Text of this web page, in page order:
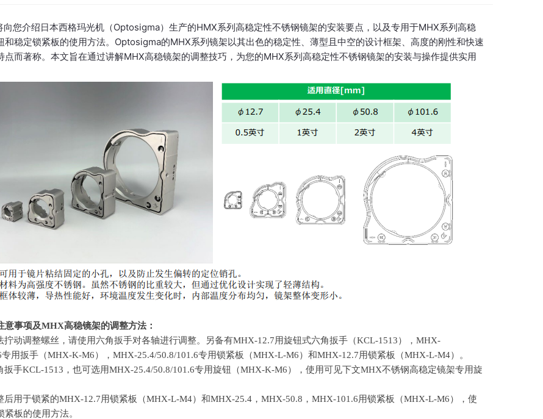
向您介绍日本西格玛光机（Optosigma）生产的HMX系列高稳定性不锈钢镜架的安装要点，以及专用于MHX系列高稳
和稳定锁紧板的使用方法。Optosigma的MHX系列镜架以其出色的稳定性、薄型且中空的设计框架、高度的刚性和快速
点而著称。本文旨在通过讲解MHX高稳镜架的调整技巧，为您的MHX系列高稳定性不锈钢镜架的安装与操作提供实用
意事项及MHX高稳镜架的调整方法：
拧动调整螺丝，请使用六角扳手对各轴进行调整。另备有MHX-12.7用旋钮式六角扳手（KCL-1513）， MHX-
专用扳手（MHX-K-M6）， MHX-25.4/50.8/101.6专用锁紧板（MHX-L-M6）和MHX-12.7用锁紧板（MHX-L-M4）。
扳手KCL-1513，也可选用MHX-25.4/50.8/101.6专用旋钮（MHX-K-M6），使用可见下文MHX不锈钢高稳定镜架专用旋
后用于锁紧的MHX-12.7用锁紧板（MHX-L-M4）和MHX-25.4， MHX-50.8 ， MHX-101.6用锁紧板（MHX-L-M6），使
紧板的使用方法。